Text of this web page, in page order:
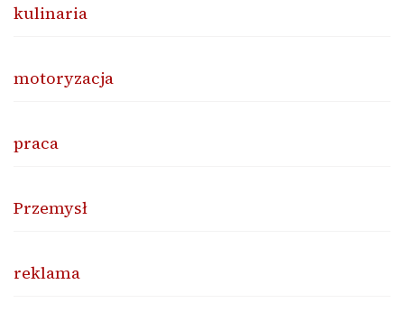
kulinaria
motoryzacja
praca
Przemysł
reklama